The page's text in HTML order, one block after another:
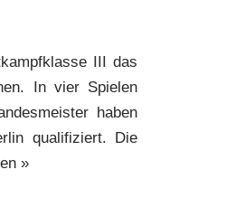
III das
In vier Spielen
haben
qualifiziert. Die
»